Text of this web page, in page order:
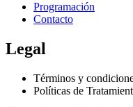
Programación
Contacto
Legal
Términos y
Políticas de